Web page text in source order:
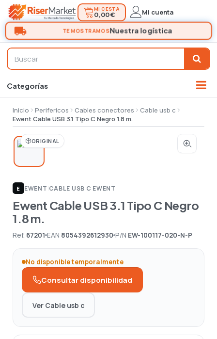
MI CESTA
0,00 € Mi cuenta
Inicio Perifericos Cables conectores
Cable usb c
Ewent Cable USB 3.1 Tipo C Negro 1.8 m.
ORIGINAL
E EWENT|CABLE USB C EWENT
Ewent Cable USB 3.1 Tipo C Negro
1.8 m.
Ref. 67201 EAN 8054392612930 P/N EW-100117-020-N-P
No disponible temporalmente
Consultar disponibilidad
Ver Cable usb c